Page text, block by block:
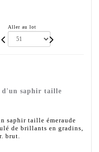
Aller au lot
d'un saphir taille
saphir taille émeraude
de brillants en gradins,
brut.